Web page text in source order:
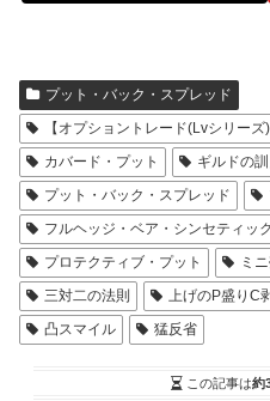
プット・バック・スプレッド
【オプショントレード(Lvシリーズ)
カバード・プット
ギルドの訓
プット・バック・スプレッド
フルヘッジ・ベア・シンセティック
プロテクティブ・プット
ミ
三対二の法則
上げのP盛りC
凸スマイル
猛反省
この記事は約